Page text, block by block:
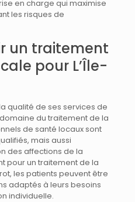
en charge qui maximise
les risques de
un traitement
pour L’Île-
qualité de ses services de
du traitement de la
de santé locaux sont
mais aussi
des affections de la
pour un traitement de la
les patients peuvent être
adaptés à leurs besoins
individuelle.